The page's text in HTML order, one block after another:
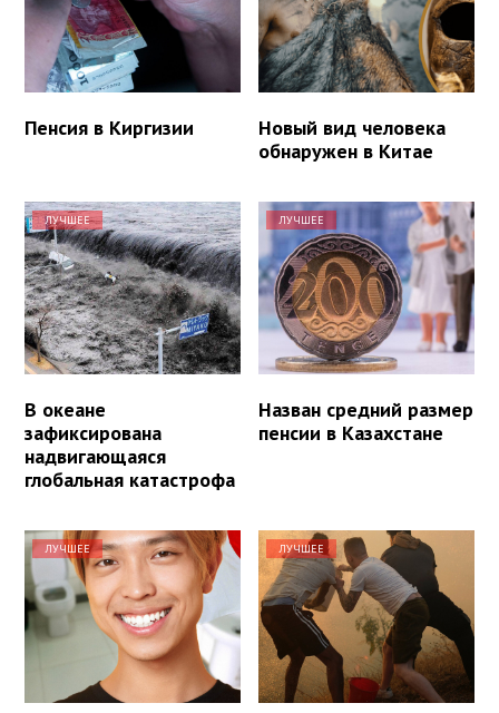
Пенсия в Киргизии
Новый вид человека
обнаружен в Китае
ЛУЧШЕЕ
В океане
зафиксирована
надвигающаяся
глобальная катастрофа
ЛУЧШЕЕ
Назван средний размер
пенсии в Казахстане
ЛУЧШЕЕ ЛУЧШЕЕ